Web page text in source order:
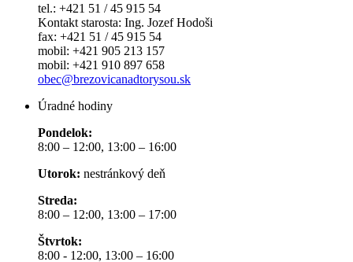
tel.: +421 51 / 45 915 54
Kontakt starosta: Ing. Jozef Hodoši
fax: +421 51 / 45 915 54
mobil: +421 905 213 157
mobil: +421 910 897 658
obec@brezovicanadtorysou.sk
Úradné hodiny
Pondelok:
8:00 – 12:00, 13:00 – 16:00
Utorok: nestránkový deň
Streda:
8:00 – 12:00, 13:00 – 17:00
Štvrtok:
8:00 - 12:00, 13:00 – 16:00